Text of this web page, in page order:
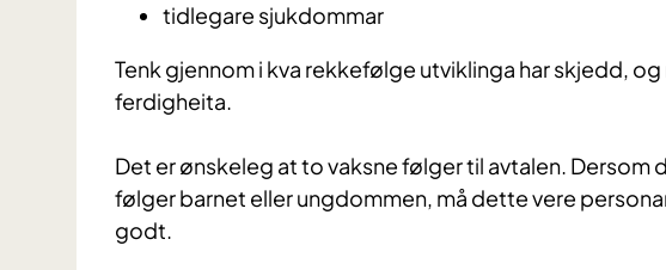
tidlegare sjukdommar
Tenk gjennom i kva rekkefølge utviklinga har skjedd,
ferdigheita.
Det erønskeleg at to vaksne følger til avtalen. Dersom
følger barnet eller ungdommen, må dette vere
godt.